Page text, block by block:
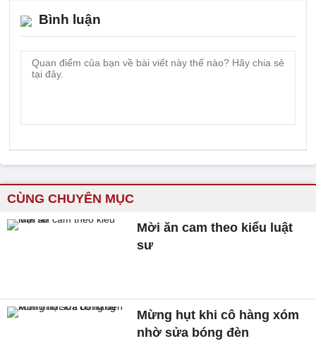
Bình luận
CÙNG CHUYÊN MỤC
Mời ăn cam theo kiểu luật
sư
Mừng hụt khi cô hàng xóm
nhờ sửa bóng đèn